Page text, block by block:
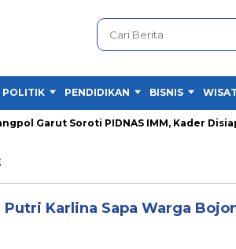
POLITIK PENDIDIKAN BISNIS
Garut Soroti PIDNAS IMM, Kader
Karlina Sapa Warga